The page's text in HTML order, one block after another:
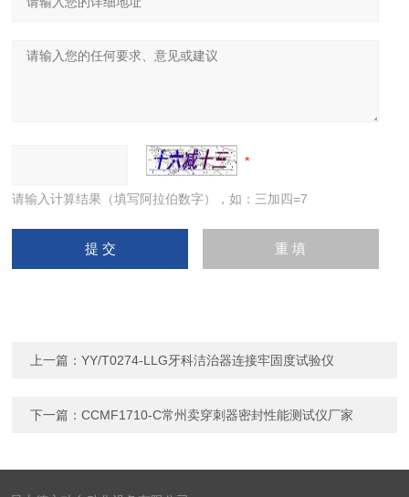
请输入计算结果（填写阿拉伯数字），如：三加四=7
上一篇：YY/T0274-LLG牙科洁治器连接牢固度试验仪
下一篇：CCMF1710-C常州卖穿刺器密封性能测试仪厂家